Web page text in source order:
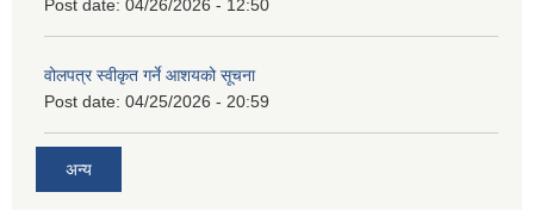
Post date: 04/26/2026 - 12:50
वोलपत्र स्वीकृत गर्ने आशयको सूचना
Post date: 04/25/2026 - 20:59
अन्य